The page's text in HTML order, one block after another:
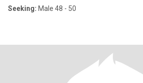
Seeking: Male 48 - 50